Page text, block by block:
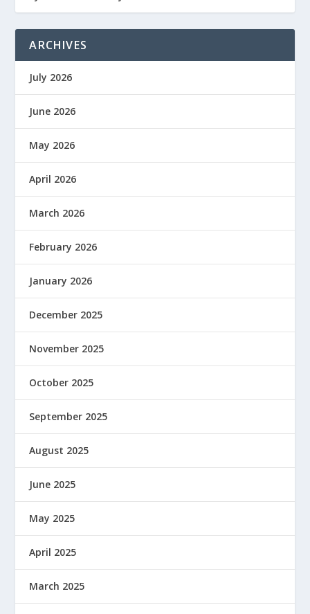
ARCHIVES
July 2026
June 2026
May 2026
April 2026
March 2026
February 2026
January 2026
December 2025
November 2025
October 2025
September 2025
August 2025
June 2025
May 2025
April 2025
March 2025